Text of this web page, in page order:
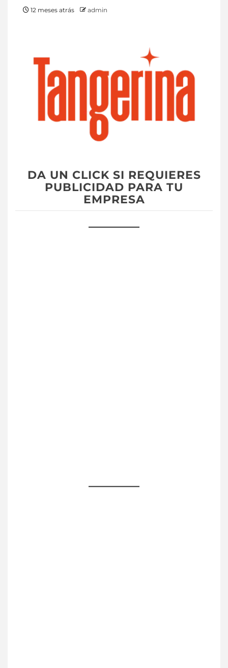
12 meses atrás admin
DA UN CLICK SI REQUIERES
PUBLICIDAD PARA TU
EMPRESA